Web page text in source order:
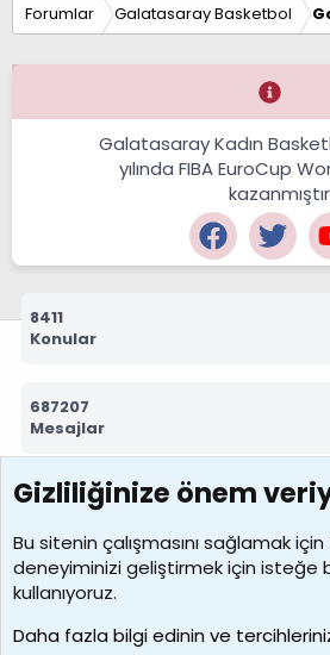
Forumlar Galatasaray Basketbol
Galatasaray Kadın
yılında FIBA EuroCup
8411
Konular
687207
Mesajlar
7388
Kullanıcılar
borabekirogluu
Son üye
Gizliliğinize önem
Bu sitenin çalışmasını sağlamak
deneyiminizi geliştirmek için isteğe
kullanıyoruz.
Daha fazla bilgi edinin ve